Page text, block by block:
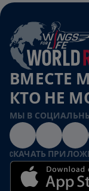
ВМЕСТЕ
КТО НЕ
МЫ В
CКАЧАТЬ